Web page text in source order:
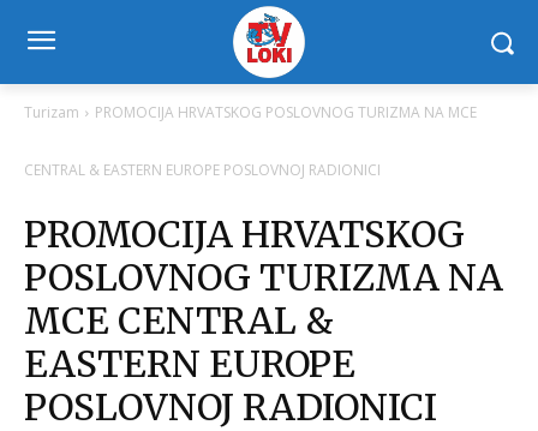
Turizam PROMOCIJA HRVATSKOG POSLOVNOG TURIZMA NA MCE
CENTRAL & EASTERN EUROPE POSLOVNOJ RADIONICI
PROMOCIJA HRVATSKOG
POSLOVNOG TURIZMA NA
MCE CENTRAL &
EASTERN EUROPE
POSLOVNOJ RADIONICI